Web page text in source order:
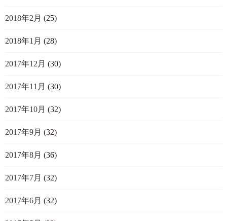
2018年2月 (25)
2018年1月 (28)
2017年12月 (30)
2017年11月 (30)
2017年10月 (32)
2017年9月 (32)
2017年8月 (36)
2017年7月 (32)
2017年6月 (32)